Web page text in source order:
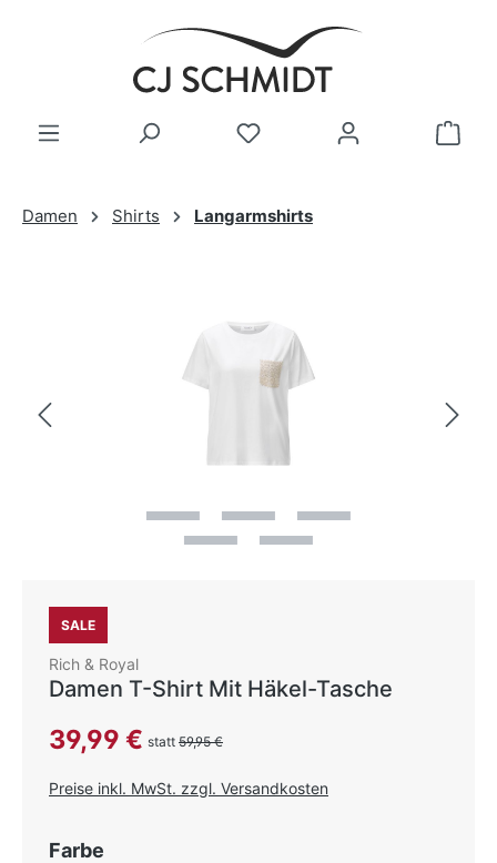
Zum Hauptinhalt springen
Damen Shirts Langarmshirts
SALE
Rich & Royal
Damen T-Shirt Mit Häkel-Tasche
Verkaufspreis:
39,99 € statt 59,95 €
Preise inkl. MwSt. zzgl. Versandkosten
Farbe